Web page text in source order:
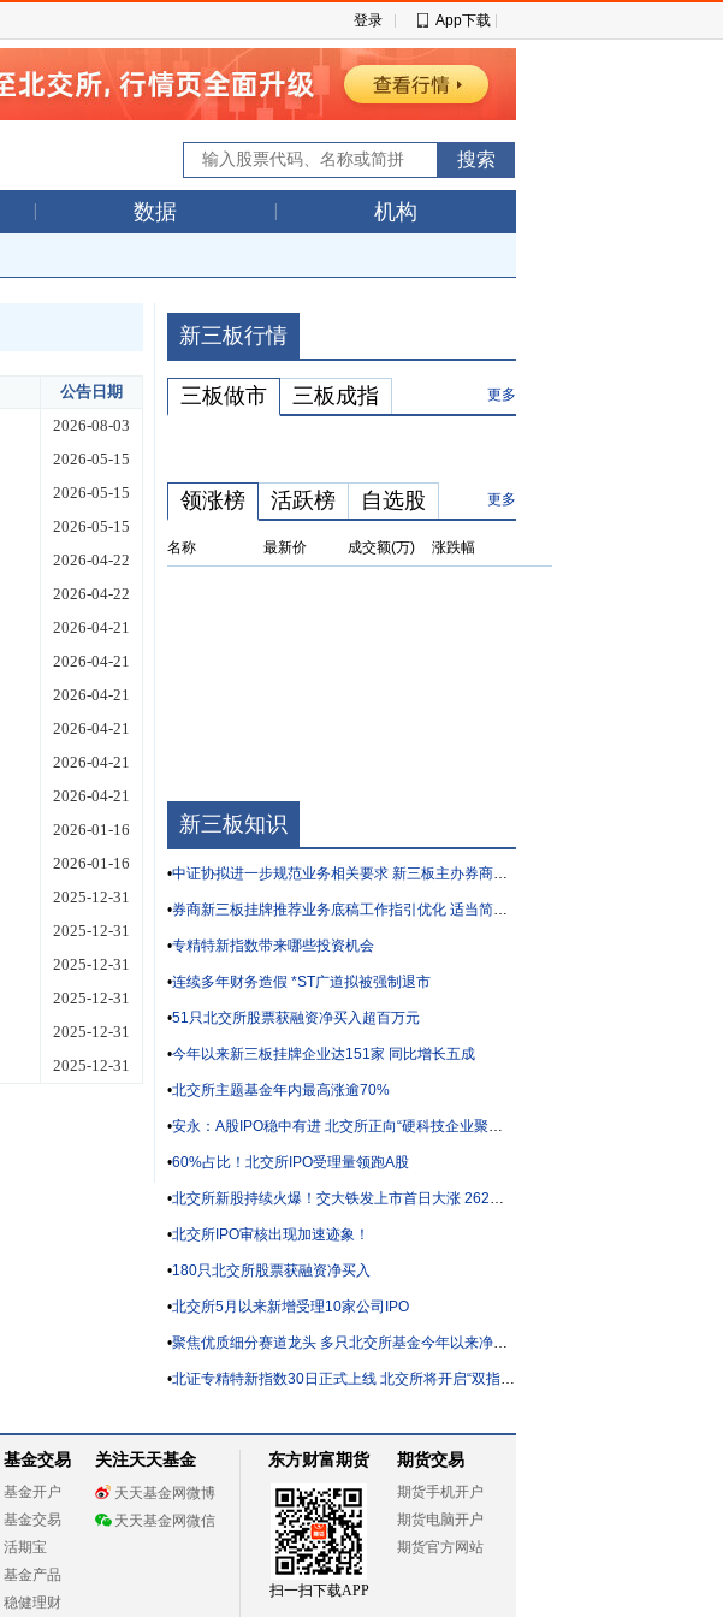
登录 App下载
数据 机构
公告日期
2026-08-03
2026-05-15
2026-05-15
2026-05-15
2026-04-22
2026-04-22
2026-04-21
2026-04-21
2026-04-21
2026-04-21
2026-04-21
2026-04-21
2026-01-16
2026-01-16
2025-12-31
2025-12-31
2025-12-31
2025-12-31
2025-12-31
2025-12-31
新三板行情
三板做市 三板成指 更多
领涨榜 活跃榜 自选股 更多
名称 最新价 成交额(万) 涨跌幅
新三板知识
•中证协拟进一步规范业务相关要求 新三板主办券商执业质量有望“再升级”
•券商新三板挂牌推荐业务底稿工作指引优化 适当简化部分要求
•专精特新指数带来哪些投资机会
•连续多年财务造假 *ST广道拟被强制退市
•51只北交所股票获融资净买入超百万元
•今年以来新三板挂牌企业达151家 同比增长五成
•北交所主题基金年内最高涨逾70%
•安永：A股IPO稳中有进 北交所正向“硬科技企业聚集地”加速转型
•60%占比！北交所IPO受理量领跑A股
•北交所新股持续火爆！交大铁发上市首日大涨 262%！
•北交所IPO审核出现加速迹象！
•180只北交所股票获融资净买入
•北交所5月以来新增受理10家公司IPO
•聚焦优质细分赛道龙头 多只北交所基金今年以来净值涨逾40%
•北证专精特新指数30日正式上线 北交所将开启“双指数”时代
基金交易
基金开户
基金交易
活期宝
基金产品
稳健理财
关注天天基金
天天基金网微博
天天基金网微信
东方财富期货
扫一扫下载APP
期货交易
期货手机开户
期货电脑开户
期货官方网站